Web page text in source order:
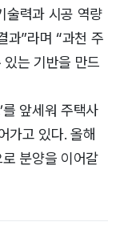
술력과 시공 역량
과”라며 “과천 주
는 기반을 만드
를 앞세워 주택사
가고 있다. 올해
로 분양을 이어갈